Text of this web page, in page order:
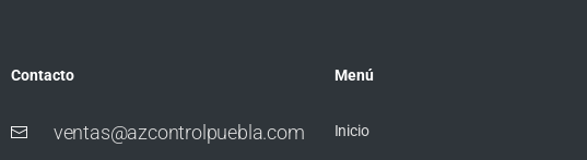
Contacto
ventas@azcontrolpuebla.com
Menú
Inicio